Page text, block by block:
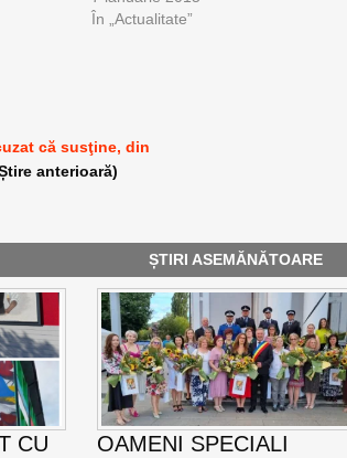
În „Actualitate”
că susţine, din
anterioară)
ȘTIRI ASEMĂNĂTOARE
CU
OAMENI SPECIALI